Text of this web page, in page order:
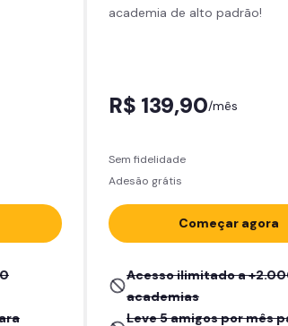
academia de alto padrão!
R$ 139,90/mês
Sem fidelidade
Adesão grátis
Começar agora
Acesso ilimitado a
academias
Leve 5 amigos por mês